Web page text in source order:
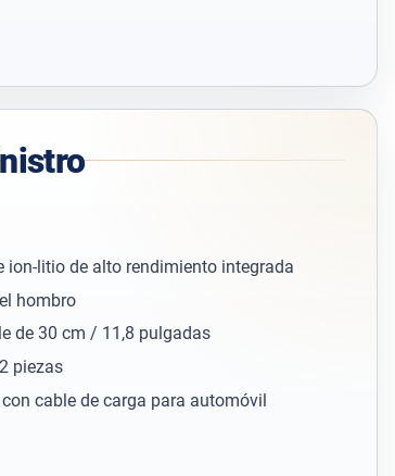
ion-litio de alto rendimiento integrada
hombro
de 30 cm / 11,8 pulgadas
piezas
cable de carga para automóvil